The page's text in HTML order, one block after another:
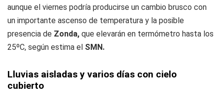
aunque el viernes podría producirse un cambio brusco con
un importante ascenso de temperatura y la posible
presencia de Zonda, que elevarán en termómetro hasta los
25ºC, según estima el SMN.
Lluvias aisladas y varios días con cielo
cubierto